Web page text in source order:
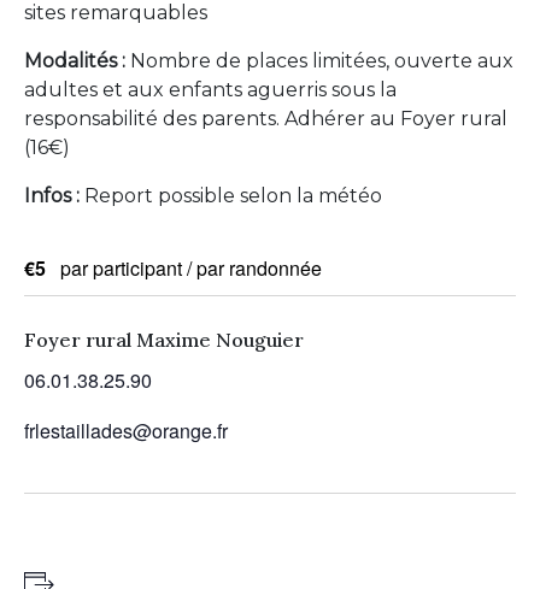
sites remarquables
Modalités : Nombre de places limitées, ouverte aux
adultes et aux enfants aguerris sous la
responsabilité des parents. Adhérer au Foyer rural
(16€)
Infos : Report possible selon la météo
€5 par participant / par randonnée
Foyer rural Maxime Nouguier
06.01.38.25.90
frlestaillades@orange.fr